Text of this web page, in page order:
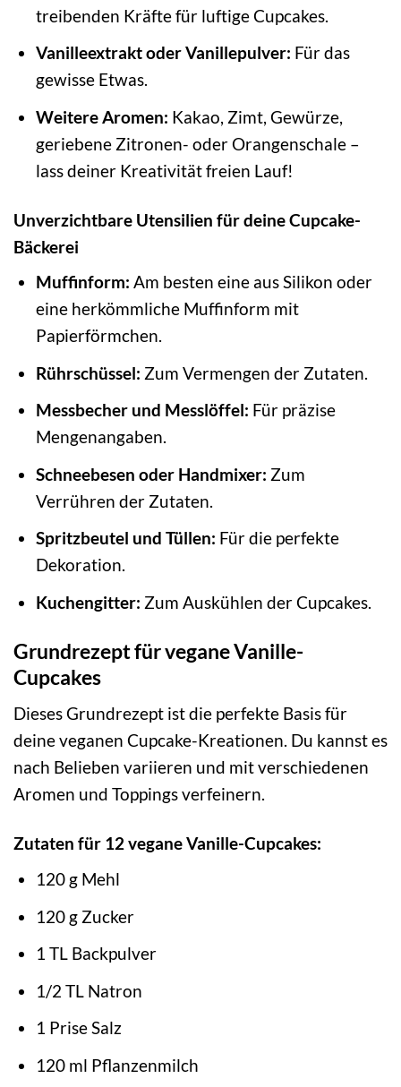
treibenden Kräfte für luftige Cupcakes.
Vanilleextrakt oder Vanillepulver: Für das
gewisse Etwas.
Weitere Aromen: Kakao, Zimt, Gewürze,
geriebene Zitronen- oder Orangenschale –
lass deiner Kreativität freien Lauf!
Unverzichtbare Utensilien für deine Cupcake-
Bäckerei
Muffinform: Am besten eine aus Silikon oder
eine herkömmliche Muffinform mit
Papierförmchen.
Rührschüssel: Zum Vermengen der Zutaten.
Messbecher und Messlöffel: Für präzise
Mengenangaben.
Schneebesen oder Handmixer: Zum
Verrühren der Zutaten.
Spritzbeutel und Tüllen: Für die perfekte
Dekoration.
Kuchengitter: Zum Auskühlen der Cupcakes.
Grundrezept für vegane Vanille-
Cupcakes
Dieses Grundrezept ist die perfekte Basis für
deine veganen Cupcake-Kreationen. Du kannst es
nach Belieben variieren und mit verschiedenen
Aromen und Toppings verfeinern.
Zutaten für 12 vegane Vanille-Cupcakes:
120 g Mehl
120 g Zucker
1 TL Backpulver
1/2 TL Natron
1 Prise Salz
120 ml Pflanzenmilch